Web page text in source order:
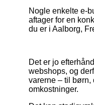
Nogle enkelte e-
aftager for en
du er i Aalborg,
Det er jo
webshops, og
varerne – til børn,
omkostninger.